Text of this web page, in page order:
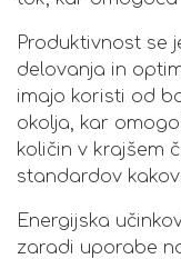
Produktivnost se
delovanja in
imajo koristi od
okolja, kar
količin v krajšem
standardov
Energijska
zaradi uporabe